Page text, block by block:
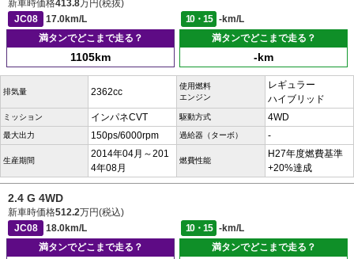
新車時価格413.8万円(税抜)
JC08
17.0km/L 10・15
-km/L
満タンでどこまで走る？
1105km
満タンでどこまで走る？
-km
排気量 2362cc
使用燃料
エンジン
レギュラー
ハイブリッド
ミッション インパネCVT 駆動方式 4WD
最大出力 150ps/6000rpm 過給器（ターボ） -
生産期間
2014年04月～201
4年08月
燃費性能
H27年度燃費基準
+20%達成
2.4 G 4WD
新車時価格512.2万円(税込)
JC08
18.0km/L 10・15
-km/L
満タンでどこまで走る？
満タンでどこまで走る？